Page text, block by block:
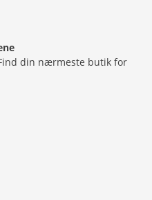
din nærmeste butik for